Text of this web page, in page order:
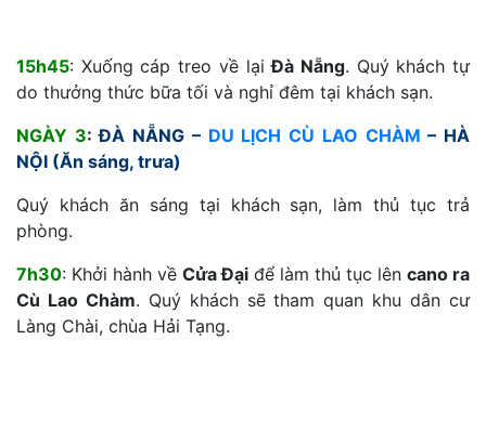
15h45: Xuống cáp treo về lạiĐà Nẵng. Quý khách tự
do thưởng thức bữa tối và nghỉ đêm tại khách sạn.
NGÀY 3:ĐÀ NẴNG – DU LỊCH CÙ LAO CHÀM – HÀ
NỘI (Ăn sáng, trưa)
Quý khách ăn sáng tại khách sạn, làm thủ tục trả
phòng.
7h30: Khởi hành về Cửa Đại để làm thủ tục lên cano ra
Cù Lao Chàm. Quý khách sẽ tham quan khu dân cư
Làng Chài, chùa Hải Tạng.